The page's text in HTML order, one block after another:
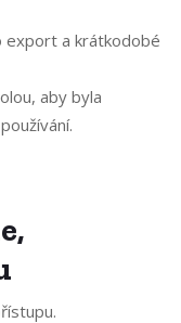
export a krátkodobé
aby byla